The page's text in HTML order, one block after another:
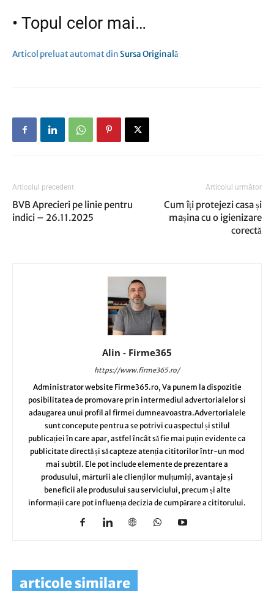
• Topul celor mai…
Articol preluat automat dinSursa Originală
Articolul precedent
BVB Aprecieri pe linie pentru
indici – 26.11.2025
Articolul următor
Cum îți protejezi casa și
mașina cu o igienizare
corectă
Alin - Firme365
https://www.firme365.ro/
Administrator website Firme365.ro, Va punem la dispozitie
posibilitatea de promovare prin intermediul advertorialelor si
adaugarea unui profil al firmei dumneavoastra.Advertorialele
sunt concepute pentru a se potrivi cu aspectul și stilul
publicației în care apar, astfel încât să fie mai puțin evidente ca
publicitate directă și să capteze atenția cititorilor într-un mod
mai subtil. Ele pot include elemente de prezentare a
produsului, mărturii ale clienților mulțumiți, avantaje și
beneficii ale produsului sau serviciului, precum și alte
informații care pot influența decizia de cumpărare a cititorului.
articole similare